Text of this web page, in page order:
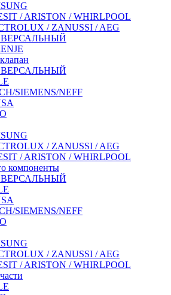
/ ARISTON / WHIRLPOOL
/ ZANUSSI / AEG
SIEMENS/NEFF
/ ZANUSSI / AEG
/ ARISTON / WHIRLPOOL
компоненты
SIEMENS/NEFF
/ ZANUSSI / AEG
/ ARISTON / WHIRLPOOL